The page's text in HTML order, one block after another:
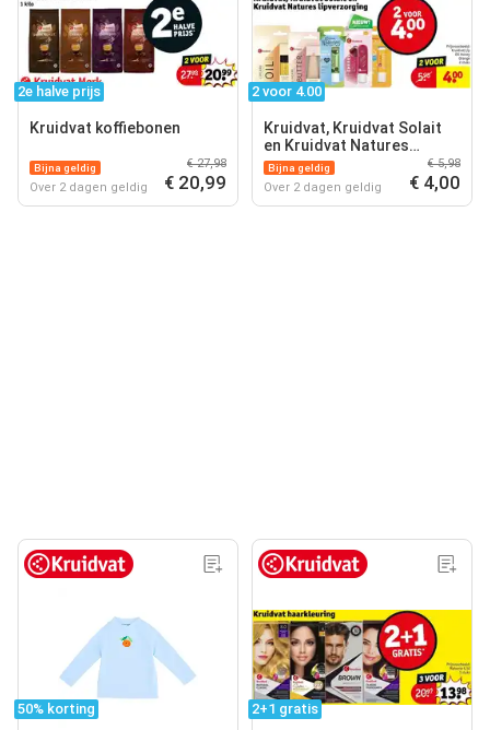
2e halve prijs
Kruidvat koffiebonen
Bijna geldig
Over 2 dagen geldig
€ 27,98
€ 20,99
2 voor 4.00
Kruidvat, Kruidvat Solait
en Kruidvat Natures
lipverzorging
Bijna geldig
Over 2 dagen geldig
€ 5,98
€ 4,00
50% korting 2+1 gratis